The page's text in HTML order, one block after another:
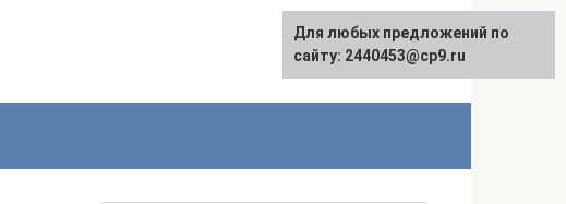
Для любых предложений по
сайту: 2440453@cp9.ru